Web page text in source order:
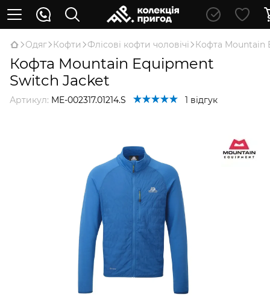
Oдяг Кофти Флісові кофти чоловічі Кофта Mountain
Кофта Mountain Equipment
Switch Jacket
Артикул: ME-002317.01214.S 1 відгук